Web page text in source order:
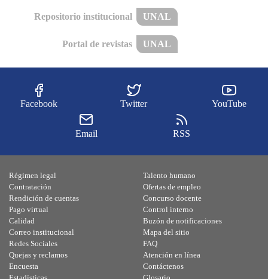
Repositorio institucional UNAL
Portal de revistas UNAL
Facebook Twitter YouTube
Email RSS
Régimen legal
Contratación
Rendición de cuentas
Pago virtual
Calidad
Talento humano
Ofertas de empleo
Concurso docente
Control interno
Buzón de notificaciones
Correo institucional
Redes Sociales
Quejas y reclamos
Encuesta
Mapa del sitio
FAQ
Atención en línea
Contáctenos